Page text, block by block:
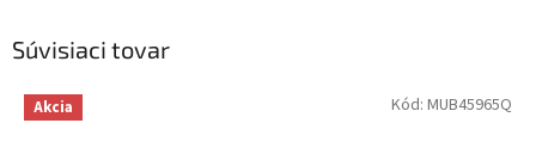
Súvisiaci tovar
Akcia Kód: MUB45965Q